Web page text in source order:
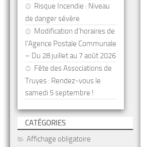
Risque Incendie : Niveau
de danger sévère
Modification d’horaires de
l’Agence Postale Communale
– Du 28 juillet au 7 août 2026
Fête des Associations de
Truyes : Rendez-vous le
samedi 5 septembre !
CATÉGORIES
Affichage obligatoire